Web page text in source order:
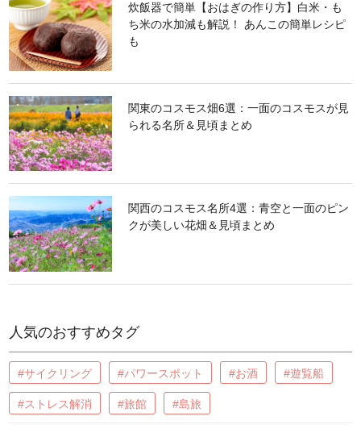
炊飯器で簡単【おはぎの作り方】白米・も
ち米の水加減も解説！ あんこの簡単レシピ
も
関東のコスモス畑6選：一面のコスモスが見
られる名所＆見頃まとめ
関西のコスモス名所4選：青空と一面のピン
クが美しい花畑＆見頃まとめ
人気のおすすめタグ
#サイクリング #パワースポット #お酒 #遊覧船
#ストレス解消 #旅館 #島旅